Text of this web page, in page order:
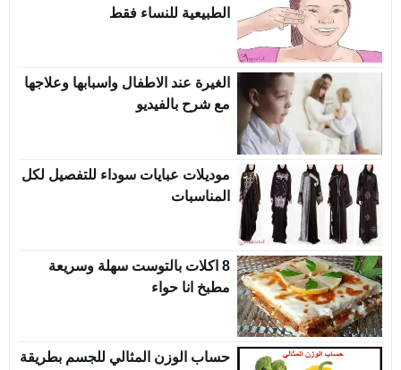
الطبيعية للنساء فقط
الغيرة عند الاطفال واسبابها وعلاجها
مع شرح بالفيديو
موديلات عبايات سوداء للتفصيل لكل
المناسبات
8 اكلات بالتوست سهلة وسريعة
مطبخ انا حواء
حساب الوزن المثالي للجسم بطريقة